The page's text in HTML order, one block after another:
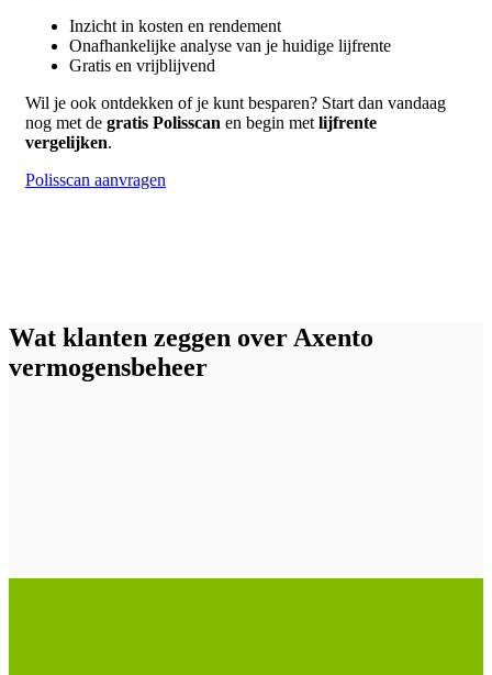
Inzicht in kosten en rendement
Onafhankelijke analyse van je huidige lijfrente
Gratis en vrijblijvend
Wil je ook ontdekken of je kunt besparen? Start dan vandaag
nog met de gratis Polisscan en begin met lijfrente
vergelijken.
Polisscan aanvragen
Wat klanten zeggen over Axento
vermogensbeheer